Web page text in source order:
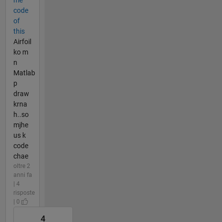
code
of
this
Airfoil
ko m
n
Matlab
p
draw
krna
h..so
mjhe
us k
code
chae
oltre 2
anni fa
| 4
risposte
| 0
4